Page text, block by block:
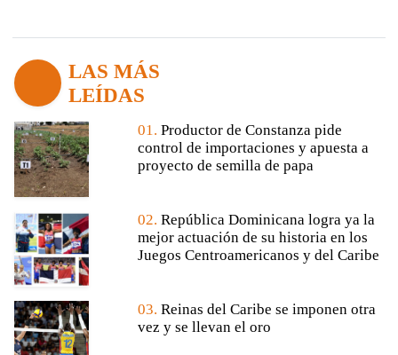
LAS MÁS
LEÍDAS
01. Productor de Constanza pide
control de importaciones y apuesta a
proyecto de semilla de papa
02. República Dominicana logra ya la
mejor actuación de su historia en los
Juegos Centroamericanos y del Caribe
03. Reinas del Caribe se imponen otra
vez y se llevan el oro